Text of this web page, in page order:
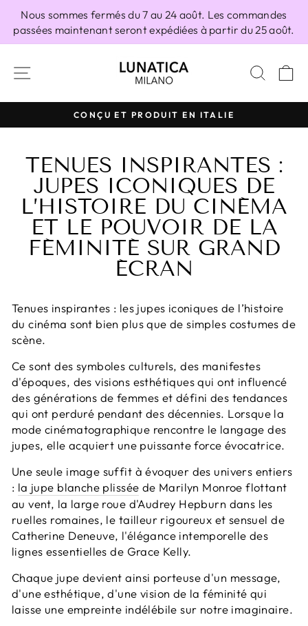
contenu
Nous sommes fermés du 7 au 24 août. Les commandes
passées maintenant seront expédiées à partir du 25 août.
Diaporama
100% FABRIQUÉ EN ITALIE
TENUES INSPIRANTES :
JUPES ICONIQUES DE
L’HISTOIRE DU CINÉMA
ET LE POUVOIR DE LA
FÉMINITÉ SUR GRAND
ÉCRAN
Tenues inspirantes : les jupes iconiques de l’histoire
du cinéma sont bien plus que de simples costumes de
scène.
Ce sont des symboles culturels, des manifestes
d'époques, des visions esthétiques qui ont influencé
des générations de femmes et défini des tendances
qui ont perduré pendant des décennies. Lorsque la
mode cinématographique rencontre le langage des
jupes, elle acquiert une puissante force évocatrice.
Une seule image suffit à évoquer des univers entiers
: la jupe blanche plissée de Marilyn Monroe flottant
au vent, la large roue d'Audrey Hepburn dans les
ruelles romaines, le tailleur rigoureux et sensuel de
Catherine Deneuve, l'élégance intemporelle des
lignes essentielles de Grace Kelly.
Chaque jupe devient ainsi porteuse d'un message,
d'une esthétique, d'une vision de la féminité qui
laisse une empreinte indélébile sur notre imaginaire.